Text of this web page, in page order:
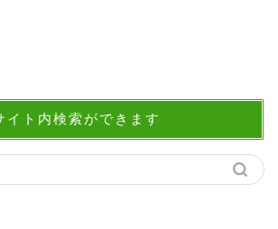
イト内検索ができます